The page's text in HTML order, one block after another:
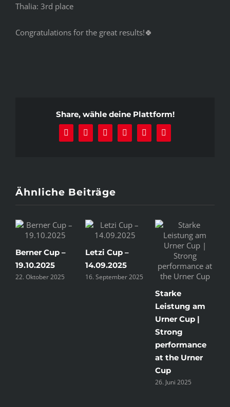
Thalia: 3rd place
Congratulations for the great results!🍀
Share, wähle deine Plattform!
Facebook
X RedditLinkedInPinterest
E-
Mail
Ähnliche Beiträge
Berner Cup –
19.10.2025
22. Oktober 2025
Letzi Cup –
14.09.2025
16. September 2025
Starke
Leistung am
Urner Cup |
Strong
performance
at the Urner
Cup
26. Juni 2025